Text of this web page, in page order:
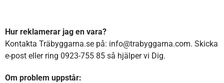
Hur reklamerar jag en vara?
Kontakta Träbyggarna.se på: info@trabyggarna.com. Skicka
e-post eller ring 0923-755 85 så hjälper vi Dig.
Om problem uppstår: